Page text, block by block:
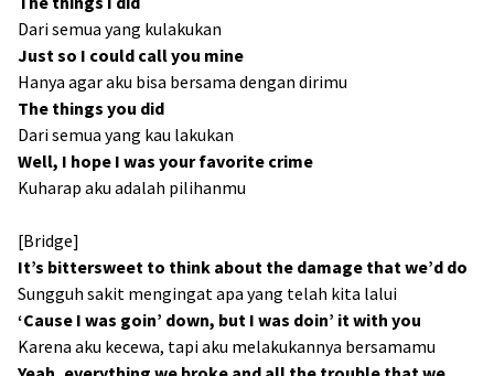
Dari semua yang kulakukan
Just so I could call you mine
Hanya agar aku bisa bersama dengan dirimu
The things you did
Dari semua yang kau lakukan
Well, I hope I was your favorite crime
Kuharap aku adalah pilihanmu
[Bridge]
It’s bittersweet to think about the damage that we’d do
Sungguh sakit mengingat apa yang telah kita lalui
‘Cause I was goin’ down, but I was doin’ it with you
Karena aku kecewa, tapi aku melakukannya bersamamu